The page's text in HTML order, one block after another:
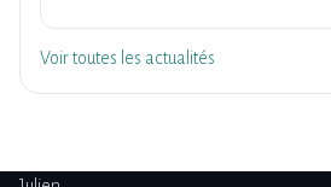
Voir toutes les actualités